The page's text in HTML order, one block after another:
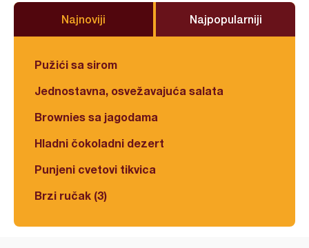
Najnoviji Najpopularniji
Pužići sa sirom
Jednostavna, osvežavajuća salata
Brownies sa jagodama
Hladni čokoladni dezert
Punjeni cvetovi tikvica
Brzi ručak (3)